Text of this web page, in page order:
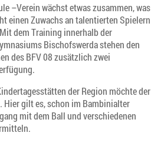
–Verein wächst etwas zusammen, was
einen Zuwachs an talentierten Spielern
dem Training innerhalb der
Bischofswerda stehen den
des BFV 08 zusätzlich zwei
der Region möchte der
Hier gilt es, schon im Bambinialter
mit dem Ball und verschiedenen